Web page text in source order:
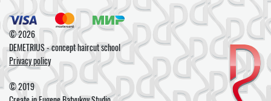
© 2026
DEMETRIUS - concept haircut school
Privacy policy
© 2019